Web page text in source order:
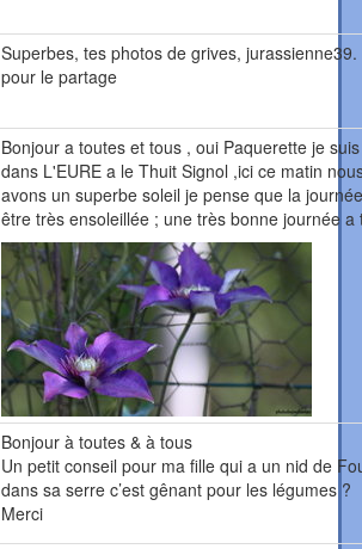
Superbes, tes photos de grives,
pour le partage
Bonjour a toutes et tous , oui Paquerette je
dans L'EURE a le Thuit Signol ,ici ce matin
avons un superbe soleil je pense que la
être très ensoleillée ; une très bonne journée a
Bonjour à toutes & à tous
Un petit conseil pour ma fille qui a un nid de
dans sa serre c’est gênant pour les légumes ?
Merci